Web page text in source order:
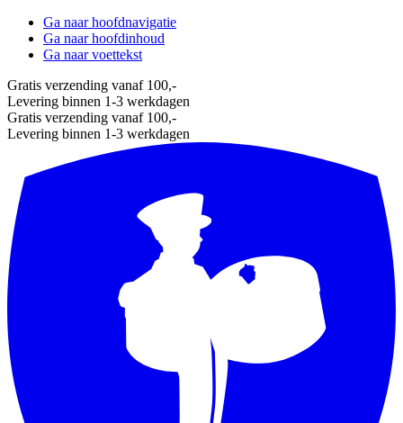
Ga naar hoofdnavigatie
Ga naar hoofdinhoud
Ga naar voettekst
Gratis verzending vanaf 100,-
Levering binnen 1-3 werkdagen
Gratis verzending vanaf 100,-
Levering binnen 1-3 werkdagen